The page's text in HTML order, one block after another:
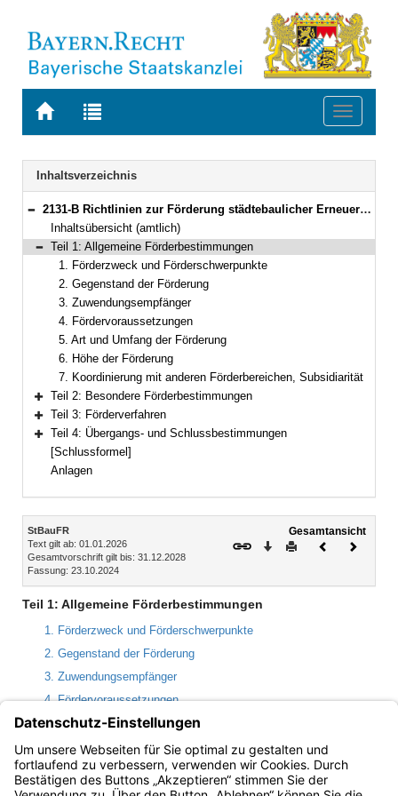
Zur
BAYERN.RECHT
Zur
letzten
Suche
Toggle
Navigation
Inhaltsverzeichnis
Bereich reduzieren
2131-B Richtlinien zur Förderung städtebaulicher Erneuerungsmaßnahmen (Städtebauförderungsrichtlinien – StBauFR) Bekanntmachung des Bayerischen Staatsministeriums für Wohnen, Bau und Verkehr vom 23. Oktober 2024, Az. 36-4607.1-6-1 (BayMBl. Nr. 524 )
Inhaltsübersicht (amtlich)
Bereich reduzieren
Teil 1: Allgemeine Förderbestimmungen
1. Förderzweck und Förderschwerpunkte
2. Gegenstand der Förderung
3. Zuwendungsempfänger
4. Fördervoraussetzungen
5. Art und Umfang der Förderung
6. Höhe der Förderung
7. Koordinierung mit anderen Förderbereichen, Subsidiarität
Bereich erweitern
Teil 2: Besondere Förderbestimmungen
Bereich erweitern
Teil 3: Förderverfahren
Bereich erweitern
Teil 4: Übergangs- und Schlussbestimmungen
[Schlussformel]
Anlagen
Inhalt
StBauFR
Text gilt ab: 01.01.2026
Gesamtvorschrift gilt bis: 31.12.2028
Fassung: 23.10.2024
Gesamtansicht
Download
DruckenVorheriges
Teil 1: Allgemeine Förderbestimmungen
1. Förderzweck und Förderschwerpunkte
2. Gegenstand der Förderung
3. Zuwendungsempfänger
4. Fördervoraussetzungen
5. Art und Umfang der Förderung
6. Höhe der Förderung
7. Koordinierung mit anderen Förderbereichen, Subsidiarität